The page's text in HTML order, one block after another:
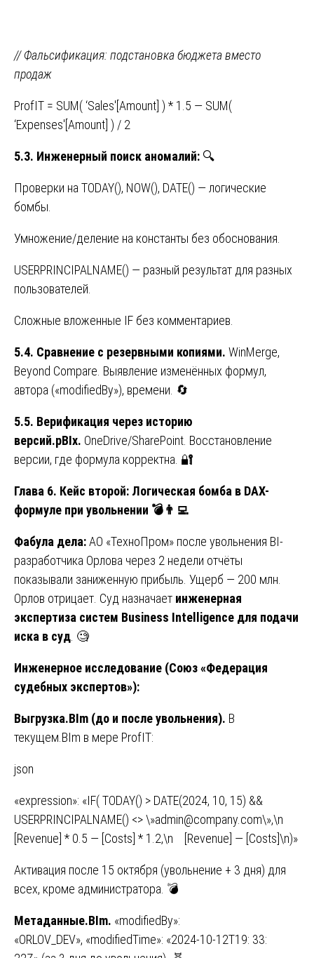
// Фальсификация: подстановка бюджета вместо
продаж
ProfIT = SUM( ‘Sales'[Amount] ) * 1.5 — SUM(
‘Expenses'[Amount] ) / 2
5.3. Инженерный поиск аномалий: 🔍
Проверки на TODAY(), NOW(), DATE() — логические
бомбы.
Умножение/деление на константы без обоснования.
USERPRINCIPALNAME() — разный результат для разных
пользователей.
Сложные вложенные IF без комментариев.
5.4. Сравнение с резервными копиями. WinMerge,
Beyond Compare. Выявление изменённых формул,
автора («modifiedBy»), времени. 🔄
5.5. Верификация через историю
версий.pBIx. OneDrive/SharePoint. Восстановление
версии, где формула корректна. 🔐
Глава 6. Кейс второй: Логическая бомба в DAX-
формуле при увольнении 💣👨
Фабула дела:АО «ТехноПром» после увольнения BI-
разработчика Орлова через 2 недели отчёты
показывали заниженную прибыль. Ущерб — 200 млн.
Орлов отрицает. Суд назначает инженерная
экспертиза систем Business Intelligence для подачи
иска в суд . 🧐
Инженерное исследование (Союз «Федерация
судебных экспертов»):
Выгрузка.BIm (до и после увольнения). В
текущем.BIm в мере ProfIT:
json
«expression»: «IF( TODAY() > DATE(2024, 10, 15) &&
USERPRINCIPALNAME() <> \»admin@company.com\»,\n
[Revenue] * 0.5 — [Costs] * 1.2,\n [Revenue] — [Costs]\n)»
Активация после 15 октября (увольнение + 3 дня) для
всех, кроме администратора. 💣
Метаданные.BIm. «modifiedBy»:
«ORLOV_DEV», «modifiedTime»: «2024-10-12T19: 33: